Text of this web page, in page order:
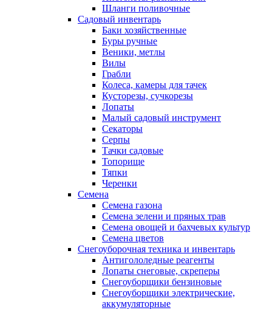
Шланги поливочные
Садовый инвентарь
Баки хозяйственные
Буры ручные
Веники, метлы
Вилы
Грабли
Колеса, камеры для тачек
Кусторезы, сучкорезы
Лопаты
Малый садовый инструмент
Секаторы
Серпы
Тачки садовые
Топорище
Тяпки
Черенки
Семена
Семена газона
Семена зелени и пряных трав
Семена овощей и бахчевых культур
Семена цветов
Снегоуборочная техника и инвентарь
Антигололедные реагенты
Лопаты снеговые, скреперы
Снегоуборщики бензиновые
Снегоуборщики электрические,
аккумуляторные